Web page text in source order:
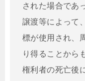
された場合であ
譲渡等によって
標が使用され、
り得ることから
権利者の死亡後